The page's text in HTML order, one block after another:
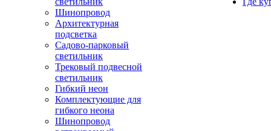
Шинопровод
Архитектурная
подсветка
Садово-парковый
светильник
Трековый подвесной
светильник
Гибкий неон
Комплектующие для
гибкого неона
Шинопровод